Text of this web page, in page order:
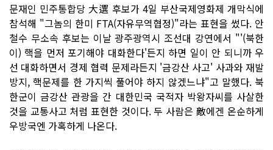
문재인 민주통합당 大選 후보가 4일 부산국제영화제 개막식에
참석해 "그놈의 한미 FTA(자유무역협정)"라는 표현을 썼다. 안
철수 무소속 후보는 이날 광주광역시 조선대 강연에서 "'(북한
이) 핵을 먼저 포기해야 대화한다'든지 하면 일이 안 되니까 우
선 대화하면서 경제 협력 문제라든지 '금강산 사고' 사과와 재발
방지, 핵문제를 한 가지씩 풀어야 하지 않겠느냐"고 말했다. 북
한군이 금강산 관광을 간 대한민국 국적자 박왕자씨를 사살한
것을 교통사고 처럼 표현한 것이다. 두 사람은 敵에겐 온순하게
우방국엔 가혹하게 나온다.